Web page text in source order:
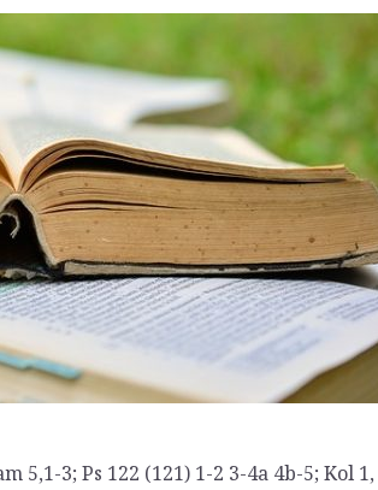
5,1-3; Ps 122 (121) 1-2 3-4a 4b-5; Kol 1,